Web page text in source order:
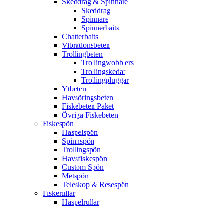
Skeddrag
Spinnare
Spinnerbaits
Chatterbaits
Vibrationsbeten
Trollingbeten
Trollingwobblers
Trollingskedar
Trollingpluggar
Ytbeten
Havsöringsbeten
Fiskebeten Paket
Övriga Fiskebeten
Fiskespön
Haspelspön
Spinnspön
Trollingspön
Havsfiskespön
Custom Spön
Metspön
Teleskop & Resespön
Fiskerullar
Haspelrullar